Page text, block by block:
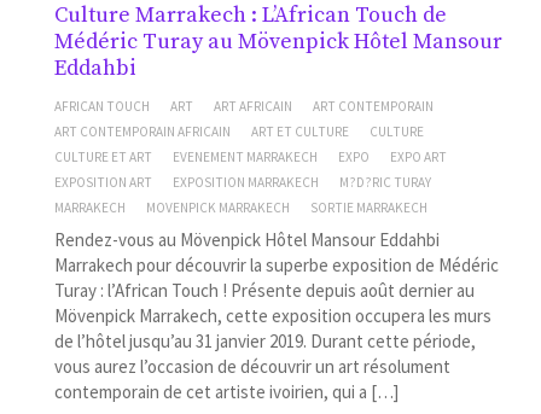
Culture Marrakech : L’African Touch de
Médéric Turay au Mövenpick Hôtel Mansour
Eddahbi
AFRICAN TOUCH ART ART AFRICAIN
ART CONTEMPORAIN
ART CONTEMPORAIN AFRICAIN
ART ET CULTURE
CULTURE
CULTURE ET ART
EVENEMENT MARRAKECH EXPO
EXPO ART
EXPOSITION ART
EXPOSITION MARRAKECH
M?D?RIC TURAY
MARRAKECH
MOVENPICK MARRAKECH SORTIE MARRAKECH
Rendez-vous au Mövenpick Hôtel Mansour Eddahbi
Marrakech pour découvrir la superbe exposition de Médéric
Turay : l’African Touch ! Présente depuis août dernier au
Mövenpick Marrakech, cette exposition occupera les murs
de l’hôtel jusqu’au 31 janvier 2019. Durant cette période,
vous aurez l’occasion de découvrir un art résolument
contemporain de cet artiste ivoirien, qui a […]